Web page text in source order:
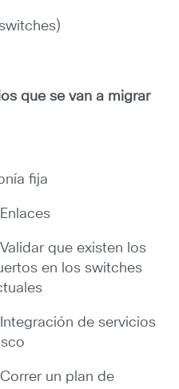
que se van a migrar
fija
que existen los
en los switches
de servicios
un plan de